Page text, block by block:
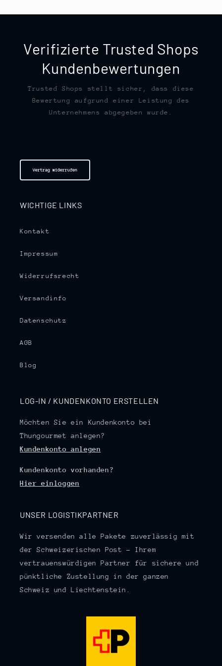
Verifizierte Trusted Shops
Kundenbewertungen
Trusted Shops stellt sicher, dass diese
Bewertung aufgrund einer Leistung des
Unternehmens abgegeben wurde.
Vertrag widerrufen
WICHTIGE LINKS
Kontakt
Impressum
Widerrufsrecht
Versandinfo
Datenschutz
AGB
Blog
LOG-IN / KUNDENKONTO ERSTELLEN
Möchten Sie ein Kundenkonto bei
Thungourmet anlegen?
Kundenkonto anlegen
Kundenkonto vorhanden?
Hier einloggen
UNSER LOGISTIKPARTNER
Wir versenden alle Pakete zuverlässig mit
der Schweizerischen Post – Ihrem
vertrauenswürdigen Partner für sichere und
pünktliche Zustellung in der ganzen
Schweiz und Liechtenstein.